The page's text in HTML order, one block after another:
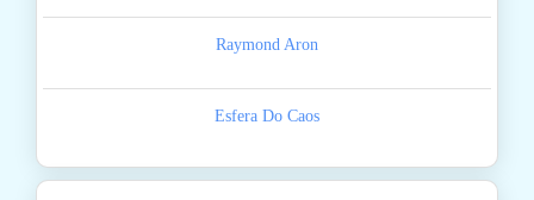
Raymond Aron
Esfera Do Caos